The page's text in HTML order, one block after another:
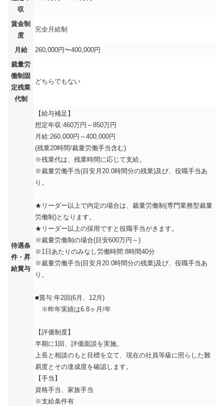
収
賃金制
度
完全月給制
月給
260,000円〜400,000円
裁量労
働制固
定残業
代制
どちらでもない
待遇条
件・昇
給賞与
【給与補足】
想定年収:460万円～850万円
月給:260,000円～400,000円
(残業20時間/裁量労働手当含む)
※残業代は、残業時間に応じて支給。
※裁量労働手当(目安月20.0時間分の残業)及び、役職手当あ
り。
★リーダー以上で内定の場合は、裁量労働制(専門業務型裁量
労働制)となります。
★リーダー以上の採用ですと役職手当がきます。
※裁量労働制の場合(目安600万円～)
※1日あたりのみなし労働時間:8時間40分
※裁量労働手当(目安月20.0時間分の残業)及び、役職手当あ
り。
■賞与:年2回(6月、12月)
※昨年実績は6.8ヶ月/年
【評価制度】
半期に1回、評価面談を実施。
上長と相談のもと目標を立て、現在の社員等級に照らした難
易度とその達成度を確認します。
【手当】
資格手当、家族手当
※支給条件有